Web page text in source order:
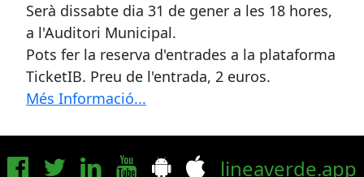
Serà dissabte dia 31 de gener a les 18 hores,
a l'Auditori Municipal.
Pots fer la reserva d'entrades a la plataforma
TicketIB. Preu de l'entrada, 2 euros.
Més Informació...
lineaverde.app